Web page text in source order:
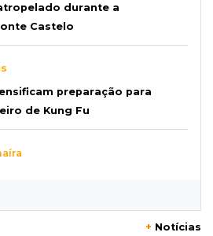
durante a
Castelo
preparação para
de Kung Fu
+ Notícias